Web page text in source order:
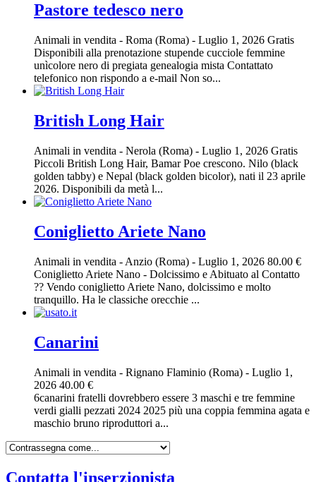
Pastore tedesco nero
Animali in vendita - Roma (Roma) - Luglio 1, 2026 Gratis
Disponibili alla prenotazione stupende cucciole femmine
unìcolore nero di pregiata genealogia mista Contattato
telefonico non rispondo a e-mail Non so...
British Long Hair
Animali in vendita - Nerola (Roma) - Luglio 1, 2026 Gratis
Piccoli British Long Hair, Bamar Poe crescono. Nilo (black
golden tabby) e Nepal (black golden bicolor), nati il 23 aprile
2026. Disponibili da metà l...
Coniglietto Ariete Nano
Animali in vendita - Anzio (Roma) - Luglio 1, 2026 80.00 €
Coniglietto Ariete Nano - Dolcissimo e Abituato al Contatto
?? Vendo coniglietto Ariete Nano, dolcissimo e molto
tranquillo. Ha le classiche orecchie ...
Canarini
Animali in vendita - Rignano Flaminio (Roma) - Luglio 1,
2026 40.00 €
6canarini fratelli dovrebbero essere 3 maschi e tre femmine
verdi gialli pezzati 2024 2025 più una coppia femmina agata e
maschio bruno riproduttori a...
Contatta l'inserzionista